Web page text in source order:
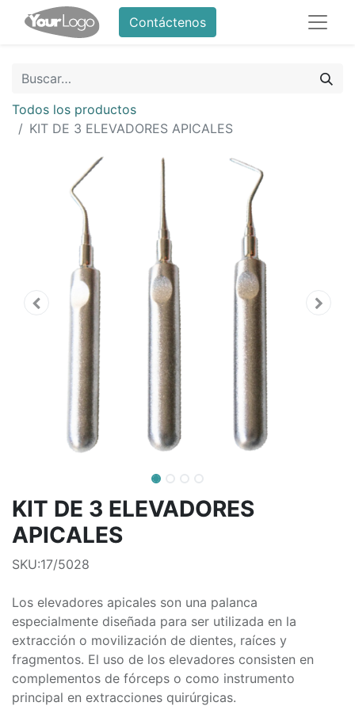
Contáctenos
Todos los productos
KIT DE 3 ELEVADORES APICALES
KIT DE 3 ELEVADORES
APICALES
SKU:17/5028
Los elevadores apicales son una palanca
especialmente diseñada para ser utilizada en la
extracción o movilización de dientes, raíces y
fragmentos. El uso de los elevadores consisten en
complementos de fórceps o como instrumento
principal en extracciones quirúrgicas.